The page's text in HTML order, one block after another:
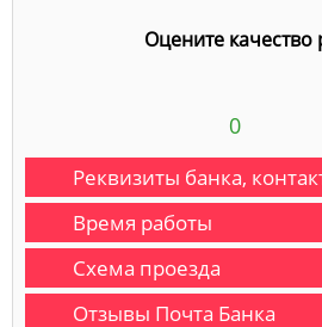
Оцените качество
0
Реквизиты банка,
Время работы
Схема проезда
Отзывы Почта Банка